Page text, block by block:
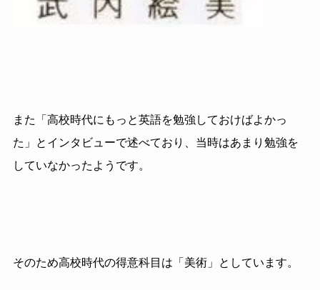
また「高校時代にもっと英語を勉強しておけばよかっ
た」とインタビューで述べており、当時はあまり勉強を
していなかったようです。
そのため高校時代の得意科目は「美術」としています。